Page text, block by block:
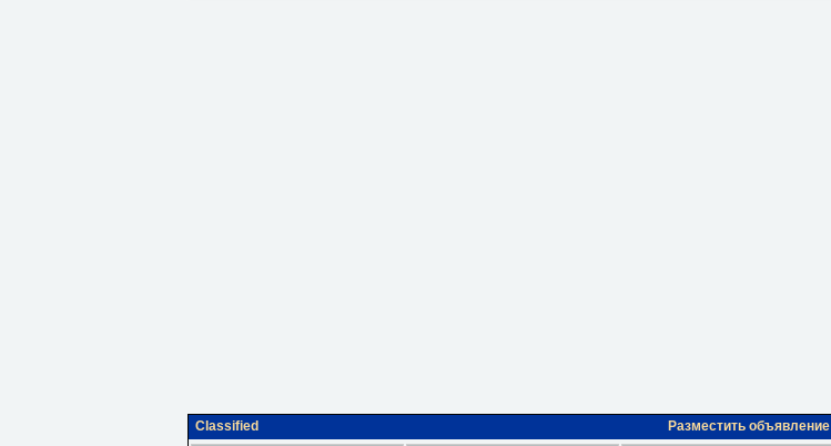
Classified
Разместить объявление